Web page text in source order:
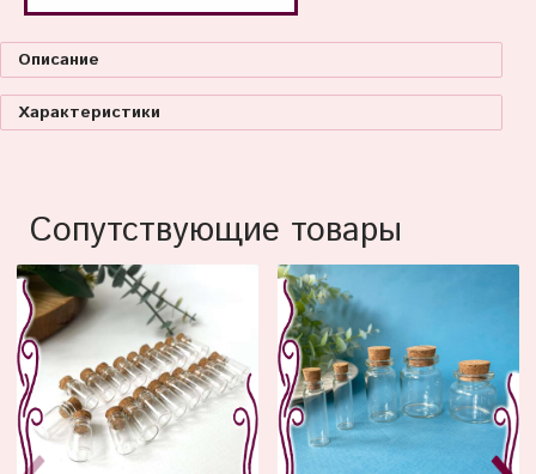
Описание
Характеристики
Сопутствующие товары